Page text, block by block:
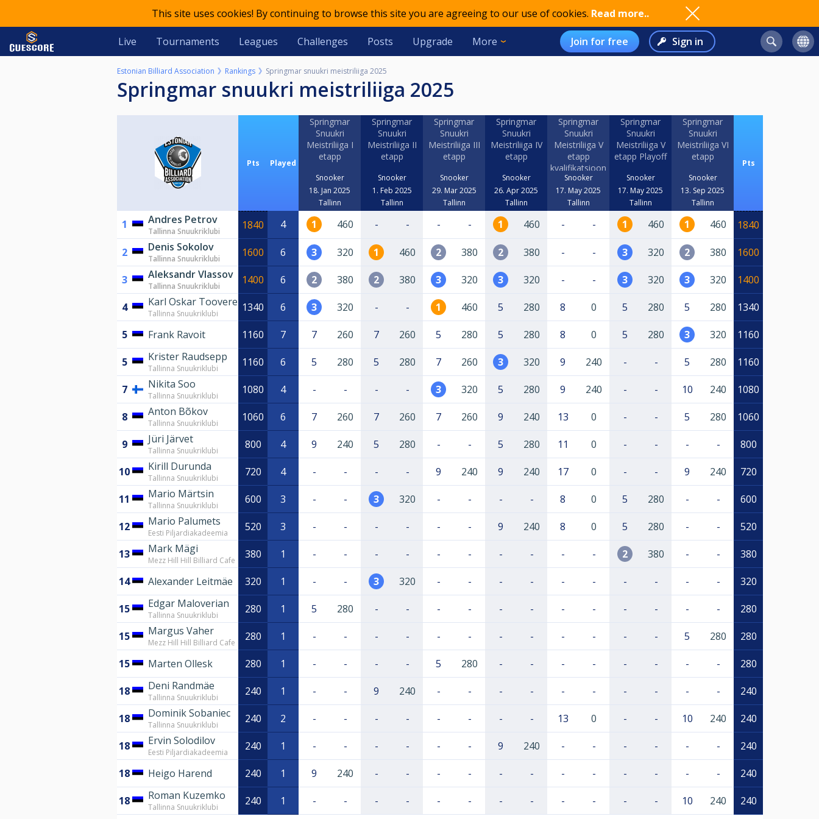
This site uses cookies! By continuing to browse this site you are agreeing to our use of cookies. Read more..
Live Tournaments Leagues Challenges Posts Upgrade More Join for free Sign in
Estonian Billiard Association Rankings Springmar snuukri meistriliiga 2025
Springmar snuukri meistriliiga 2025
Pts Played
Springmar
Snuukri
Meistriliiga I
etapp
Snooker
18. Jan 2025
Tallinn
Springmar
Snuukri
Meistriliiga II
etapp
Snooker
1. Feb 2025
Tallinn
Springmar
Snuukri
Meistriliiga III
etapp
Snooker
29. Mar 2025
Tallinn
Springmar
Snuukri
Meistriliiga IV
etapp
Snooker
26. Apr 2025
Tallinn
Springmar
Snuukri
Meistriliiga V
etapp
kvalifikatsioon
Snooker
17. May 2025
Tallinn
Springmar
Snuukri
Meistriliiga V
etapp Playoff
Snooker
17. May 2025
Tallinn
Springmar
Snuukri
Meistriliiga VI
etapp
Snooker
13. Sep 2025
Tallinn
Pts
1 Andres Petrov
Tallinna Snuukriklubi 1840 4 1 460 - - - - 1 460 - - 1 460 1 460 1840
2 Denis Sokolov
Tallinna Snuukriklubi 1600 6 3 320 1 460 2 380 2 380 - - 3 320 2 380 1600
3 Aleksandr Vlassov
Tallinna Snuukriklubi 1400 6 2 380 2 380 3 320 3 320 - - 3 320 3 320 1400
4 Karl Oskar Toovere
Tallinna Snuukriklubi 1340 6 3 320 - - 1 460 5 280 8 0 5 280 5 280 1340
5 Frank Ravoit 1160 7 7 260 7 260 5 280 5 280 8 0 5 280 3 320 1160
5 Krister Raudsepp
Tallinna Snuukriklubi 1160 6 5 280 5 280 7 260 3 320 9 240 - - 5 280 1160
7 Nikita Soo
Tallinna Snuukriklubi 1080 4 - - - - 3 320 5 280 9 240 - - 10 240 1080
8 Anton Bõkov
Tallinna Snuukriklubi 1060 6 7 260 7 260 7 260 9 240 13 0 - - 5 280 1060
9 Jüri Järvet
Tallinna Snuukriklubi 800 4 9 240 5 280 - - 5 280 11 0 - - - - 800
10 Kirill Durunda
Tallinna Snuukriklubi 720 4 - - - - 9 240 9 240 17 0 - - 9 240 720
11 Mario Märtsin
Tallinna Snuukriklubi 600 3 - - 3 320 - - - - 8 0 5 280 - - 600
12 Mario Palumets
Eesti Piljardiakadeemia 520 3 - - - - - - 9 240 8 0 5 280 - - 520
13 Mark Mägi
Mezz Hill Hill Billiard Cafe 380 1 - - - - - - - - - - 2 380 - - 380
14 Alexander Leitmäe 320 1 - - 3 320 - - - - - - - - - - 320
15 Edgar Maloverian
Tallinna Snuukriklubi 280 1 5 280 - - - - - - - - - - - - 280
15 Margus Vaher
Mezz Hill Hill Billiard Cafe 280 1 - - - - - - - - - - - - 5 280 280
15 Marten Ollesk 280 1 - - - - 5 280 - - - - - - - - 280
18 Deni Randmäe
Tallinna Snuukriklubi 240 1 - - 9 240 - - - - - - - - - - 240
18 Dominik Sobaniec
Tallinna Snuukriklubi 240 2 - - - - - - - - 13 0 - - 10 240 240
18 Ervin Solodilov
Eesti Piljardiakadeemia 240 1 - - - - - - 9 240 - - - - - - 240
18 Heigo Harend 240 1 9 240 - - - - - - - - - - - - 240
18 Roman Kuzemko
Tallinna Snuukriklubi 240 1 - - - - - - - - - - - - 10 240 240